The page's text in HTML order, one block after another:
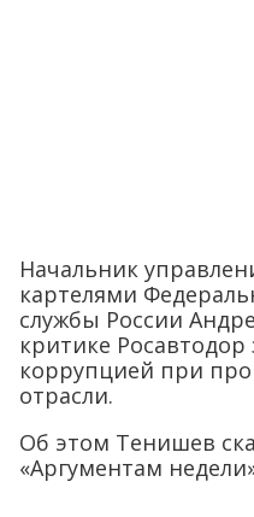
Начальник
картелями
службы России
критике Росавтодор
коррупцией при
отрасли.
Об этом Тенишев
«Аргументам